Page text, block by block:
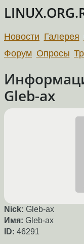
Новости Галерея
Форум Опросы
Gleb-ax
Nick: Gleb-ax
Имя: Gleb-ax
ID: 46291